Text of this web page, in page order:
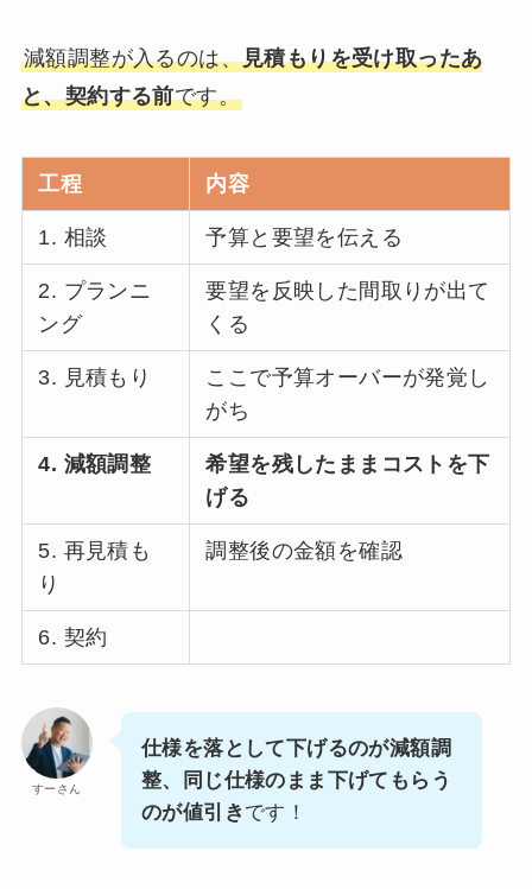
減額調整が入るのは、見積もりを受け取ったあ
と、契約する前です。
工程 内容
1. 相談 予算と要望を伝える
2. プランニ
ング
要望を反映した間取りが出て
くる
3. 見積もり
ここで予算オーバーが発覚し
がち
4. 減額調整
希望を残したままコストを下
げる
5. 再見積も
り
調整後の金額を確認
6. 契約
すーさん
仕様を落として下げるのが減額調
整、同じ仕様のまま下げてもらう
のが値引き です！